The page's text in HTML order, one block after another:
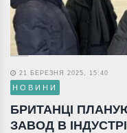
21 БЕРЕЗНЯ 2025, 15:40
НОВИНИ
БРИТАНЦІ
ЗАВОД В